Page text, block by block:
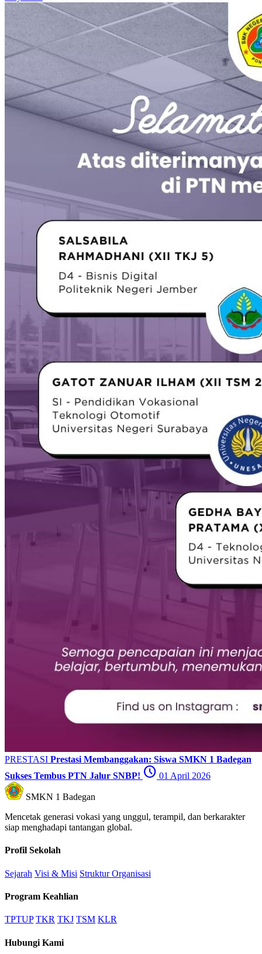
PRESTASI Prestasi Membanggakan: Siswa SMKN 1 Badegan
Sukses Tembus PTN Jalur SNBP! schedule 01 April 2026
SMKN 1 Badegan
Mencetak generasi vokasi yang unggul, terampil, dan berkarakter
siap menghadapi tantangan global.
Profil Sekolah
Sejarah Visi & Misi Struktur Organisasi
Program Keahlian
TPTUP TKR TKJ TSM KLR
Hubungi Kami